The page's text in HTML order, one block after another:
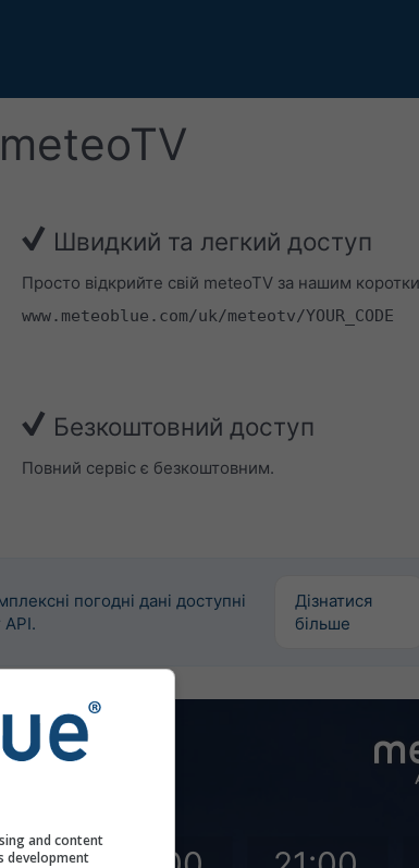
Швидкий та легкий доступ
Просто відкрийте свій meteoTV за нашим
www.meteoblue.com/uk/meteotv/YOUR_CODE
Безкоштовний доступ
Повний сервіс є безкоштовним.
погодні дані доступні
Дізнатися
більше
and content
development